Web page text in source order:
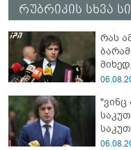
რუბრიკის სხვა
რას